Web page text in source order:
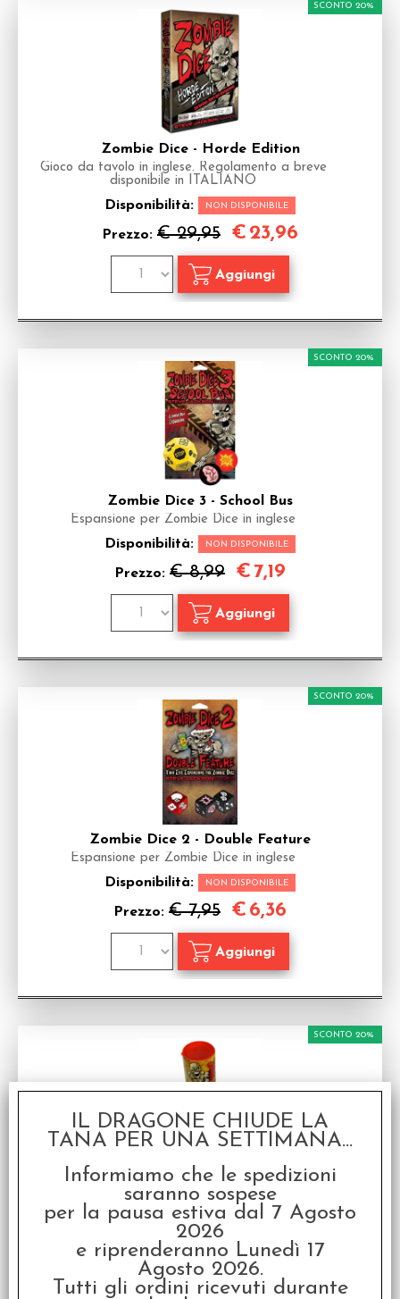
Zombie Dice - Horde Edition
Gioco da tavolo in inglese. Regolamento a breve
disponibile in ITALIANO
Disponibilità: NON DISPONIBILE
Prezzo: € 29,95
SCONTO 20%
€ 23,96
Zombie Dice 3 - School Bus
Espansione per Zombie Dice in inglese
Disponibilità: NON DISPONIBILE
Prezzo: € 8,99
SCONTO 20%
€ 7,19
Zombie Dice 2 - Double Feature
Espansione per Zombie Dice in inglese
Disponibilità: NON DISPONIBILE
Prezzo: € 7,95
SCONTO 20%
€ 6,36
Zombie Dice - il Gioco di Dadi
Gioco da tavolo in inglese. Regolamento a breve
disponibile in ITALIANO
Disponibilità: NON DISPONIBILE
Prezzo:€ 15,95
SCONTO 20%
€12,76
IL DRAGONE CHIUDE LA
TANA PER UNA SETTIMANA...
Informiamo che le spedizioni
saranno sospese
per la pausa estiva dal 7 Agosto
2026
e riprenderanno Lunedì 17
Agosto 2026.
Tutti gli ordini ricevuti durante